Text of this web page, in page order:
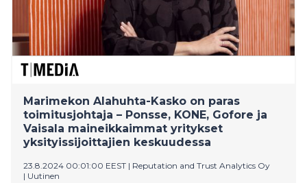
Marimekon Alahuhta-Kasko on paras
toimitusjohtaja – Ponsse, KONE, Gofore ja
Vaisala maineikkaimmat yritykset
yksityissijoittajien keskuudessa
23.8.2024 00:01:00 EEST | Reputation and Trust Analytics Oy
| Uutinen